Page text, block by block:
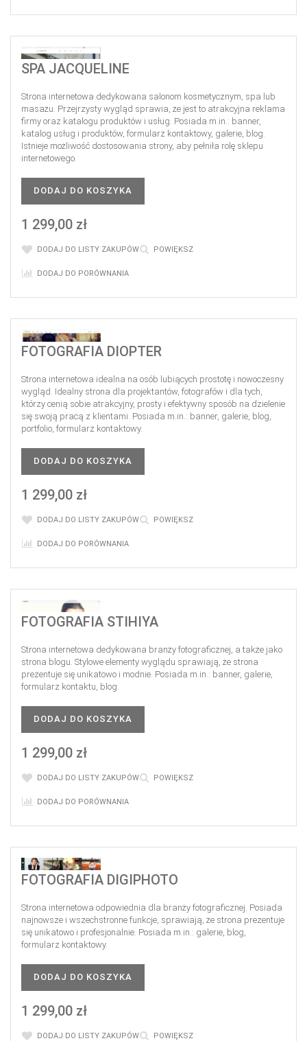
SPA JACQUELINE
Strona internetowa dedykowana salonom kosmetycznym, spa lub
masażu. Przejrzysty wygląd sprawia, że jest to atrakcyjna reklama
firmy oraz katalogu produktów i usług. Posiada m.in.: banner,
katalog usług i produktów, formularz kontaktowy, galerie, blog.
Istnieje możliwość dostosowania strony, aby pełniła rolę sklepu
internetowego.
DODAJ DO KOSZYKA
1 299,00 zł
DODAJ DO LISTY ZAKUPÓW POWIĘKSZ
DODAJ DO PORÓWNANIA
FOTOGRAFIA DIOPTER
Strona internetowa idealna na osób lubiących prostotę i nowoczesny
wygląd. Idealny strona dla projektantów, fotografów i dla tych,
którzy cenią sobie atrakcyjny, prosty i efektywny sposób na dzielenie
się swoją pracą z klientami. Posiada m.in.: banner, galerie, blog,
portfolio, formularz kontaktowy.
DODAJ DO KOSZYKA
1 299,00 zł
DODAJ DO LISTY ZAKUPÓW POWIĘKSZ
DODAJ DO PORÓWNANIA
FOTOGRAFIA STIHIYA
Strona internetowa dedykowana branży fotograficznej, a także jako
strona blogu. Stylowe elementy wyglądu sprawiają, że strona
prezentuje się unikatowo i modnie. Posiada m.in.: banner, galerie,
formularz kontaktu, blog.
DODAJ DO KOSZYKA
1 299,00 zł
DODAJ DO LISTY ZAKUPÓW POWIĘKSZ
DODAJ DO PORÓWNANIA
FOTOGRAFIA DIGIPHOTO
Strona internetowa odpowiednia dla branży fotograficznej. Posiada
najnowsze i wszechstronne funkcje, sprawiają, że strona prezentuje
się unikatowo i profesjonalnie. Posiada m.in.: galerie, blog,
formularz kontaktowy.
DODAJ DO KOSZYKA
1 299,00 zł
DODAJ DO LISTY ZAKUPÓW POWIĘKSZ